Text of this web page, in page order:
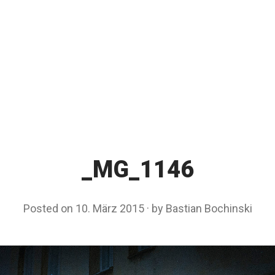
_MG_1146
Posted on 10. März 2015 by Bastian Bochinski